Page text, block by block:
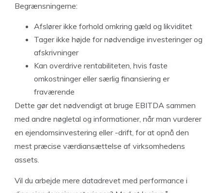
Begrænsningerne:
Afslører ikke forhold omkring gæld og likviditet
Tager ikke højde for nødvendige investeringer og
afskrivninger
Kan overdrive rentabiliteten, hvis faste
omkostninger eller særlig finansiering er
fraværende
Dette gør det nødvendigt at bruge EBITDA sammen
med andre nøgletal og informationer, når man vurderer
en ejendomsinvestering eller -drift, for at opnå den
mest præcise værdiansættelse af virksomhedens
assets.
Vil du arbejde mere datadrevet med performance i